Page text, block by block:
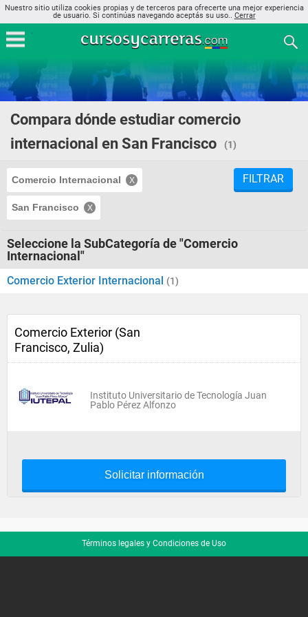
Nuestro sitio utiliza cookies propias y de terceros para ofrecerte una mejor experiencia
de usuario. Si continúas navegando aceptás su uso.. Cerrar
Compara dónde estudiar comercio
internacional en San Francisco
(1)
Comercio Internacional
San Francisco
FILTRAR
Seleccione la SubCategoría de "Comercio
Internacional"
Comercio Exterior Internacional (1)
Comercio Exterior (San
Francisco, Zulia)
Instituto Universitario de Tecnología Juan
Pablo Pérez Alfonzo
Solicitar información
Términos legales y Condiciones de Uso